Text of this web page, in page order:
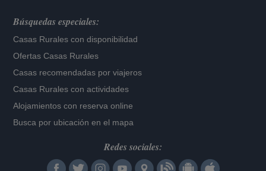
Búsquedas especiales:
Casas Rurales con disponibilidad
Ofertas Casas Rurales
Casas recomendadas por viajeros
Casas Rurales con actividades
Alojamientos con reserva online
Busca por ubicación en el mapa
Redes sociales: